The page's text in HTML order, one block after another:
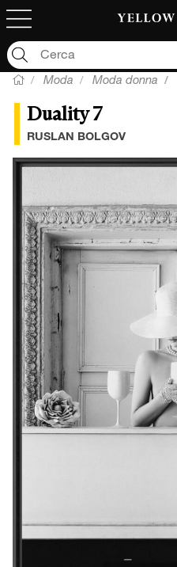
Moda Moda donna
Duality 7
RUSLAN BOLGOV